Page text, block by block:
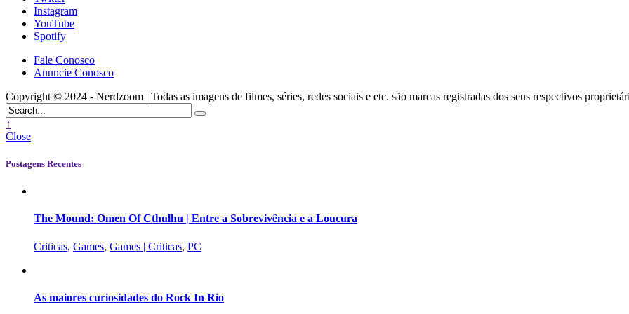
Instagram
YouTube
Spotify
Fale Conosco
Anuncie Conosco
Copyright © 2024 - Nerdzoom | Todas as imagens de filmes, séries, redes sociais e etc. são marcas registradas dos seus respectivos
↑
Close
Postagens Recentes
The Mound: Omen Of Cthulhu | Entre a Sobrevivência e a Loucura
Criticas, Games, Games | Criticas, PC
As maiores curiosidades do Rock In Rio